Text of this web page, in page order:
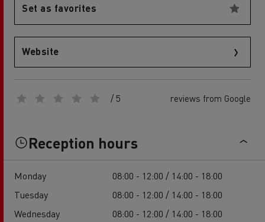
Set as favorites
Website
/ 5 reviews from Google
Reception hours
Monday
08:00 - 12:00 / 14:00 - 18:00
Tuesday
08:00 - 12:00 / 14:00 - 18:00
Wednesday
08:00 - 12:00 / 14:00 - 18:00